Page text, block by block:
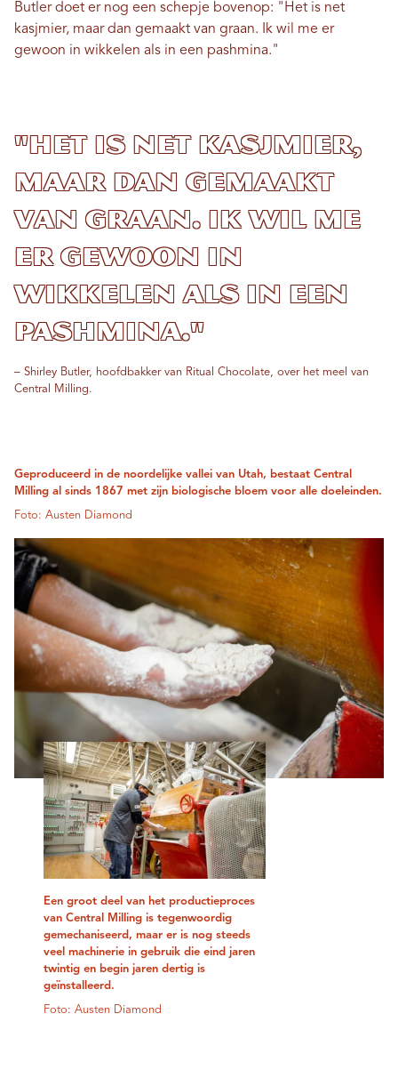
Butler doet er nog een schepje bovenop: "Het is net
kasjmier, maar dan gemaakt van graan. Ik wil me er
gewoon in wikkelen als in een pashmina."
"Het is net kasjmier,
maar dan gemaakt
van graan. Ik wil me
er gewoon in
wikkelen als in een
pashmina."
– Shirley Butler, hoofdbakker van Ritual Chocolate, over het meel van
Central Milling.
Een groot deel van het productieproces
van Central Milling is tegenwoordig
gemechaniseerd, maar er is nog steeds
veel machinerie in gebruik die eind jaren
twintig en begin jaren dertig is
geïnstalleerd.
Foto: Austen Diamond
Geproduceerd in de noordelijke vallei van Utah, bestaat Central
Milling al sinds 1867 met zijn biologische bloem voor alle doeleinden.
Foto: Austen Diamond